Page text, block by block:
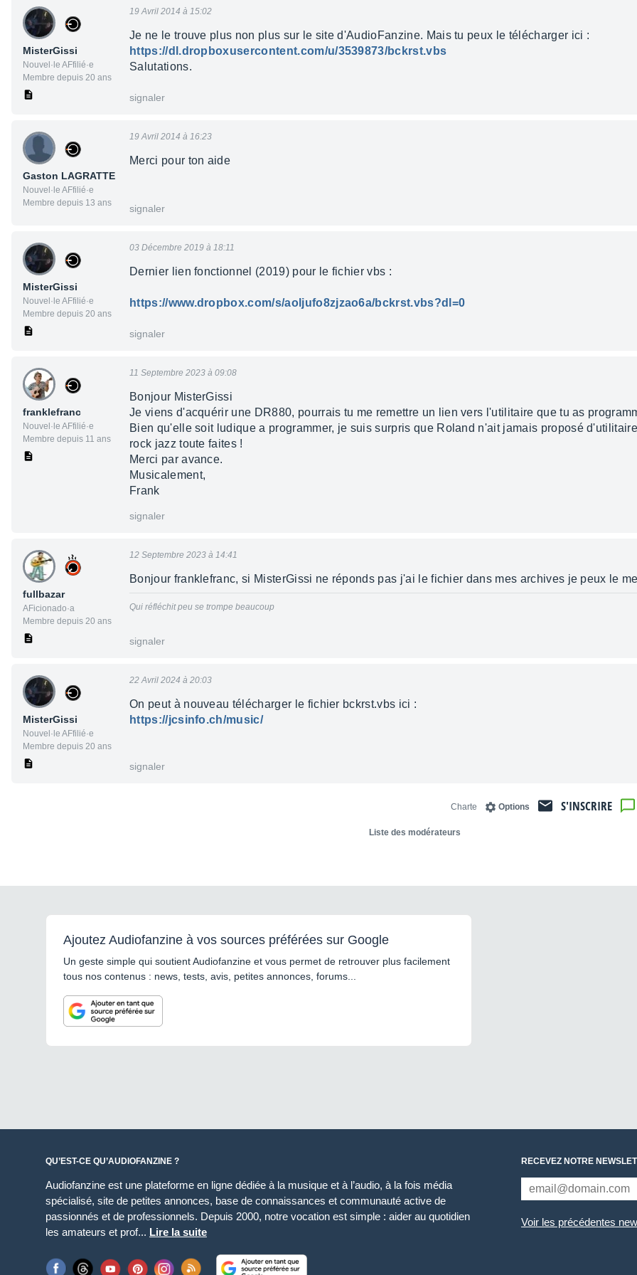
MisterGissi
Nouvel·le AFfilié·e
Membre depuis 20 ans
19 Avril 2014 à 15:02
Je ne le trouve plus non plus sur le site d'AudioFanzine. Mais tu peux le télécharger ici :
https://dl.dropboxusercontent.com/u/3539873/bckrst.vbs
Salutations.
signaler
Gaston LAGRATTE
Nouvel·le AFfilié·e
Membre depuis 13 ans
19 Avril 2014 à 16:23
Merci pour ton aide
signaler
MisterGissi
Nouvel·le AFfilié·e
Membre depuis 20 ans
03 Décembre 2019 à 18:11
Dernier lien fonctionnel (2019) pour le fichier vbs :
https://www.dropbox.com/s/aoljufo8zjzao6a/bckrst.vbs?dl=0
signaler
franklefranc
Nouvel·le AFfilié·e
Membre depuis 11 ans
11 Septembre 2023 à 09:08
Bonjour MisterGissi
Je viens d'acquérir une DR880, pourrais tu me remettre un lien vers l'utilitaire que tu as
Bien qu'elle soit ludique a programmer, je suis surpris que Roland n'ait jamais proposé
rock jazz toute faites !
Merci par avance.
Musicalement,
Frank
signaler
fullbazar
AFicionado·a
Membre depuis 20 ans
12 Septembre 2023 à 14:41
Bonjour franklefranc, si MisterGissi ne réponds pas j'ai le fichier dans mes archives je peux le
Qui réfléchit peu se trompe beaucoup
signaler
MisterGissi
Nouvel·le AFfilié·e
Membre depuis 20 ans
22 Avril 2024 à 20:03
On peut à nouveau télécharger le fichier bckrst.vbs ici :
https://jcsinfo.ch/music/
signaler
S'INSCRIRE
Options
Charte
Liste des modérateurs
Ajoutez Audiofanzine à vos sources préférées sur Google
Un geste simple qui soutient Audiofanzine et vous permet de retrouver plus facilement
tous nos contenus : news, tests, avis, petites annonces, forums...
QU’EST-CE QU’AUDIOFANZINE ?
Audiofanzine est une plateforme en ligne dédiée à la musique et à l’audio, à la fois média
spécialisé, site de petites annonces, base de connaissances et communauté active de
passionnés et de professionnels. Depuis 2000, notre vocation est simple : aider au quotidien
les amateurs et prof... Lire la suite
RECEVEZ NOTRE
Voir les précédentes